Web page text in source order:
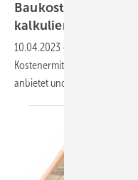
Baukosten sicherer
kalkulieren
10.04.2023 -
Kostenermittlung sowie
anbietet und worauf es